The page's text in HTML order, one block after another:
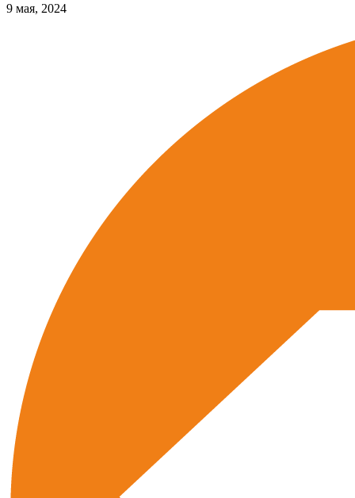
9 мая, 2024